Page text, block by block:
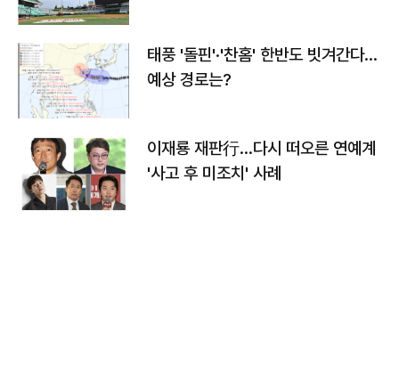
태풍 '돌핀'·'찬홈' 한반도 빗겨간다…
예상 경로는?
이재룡 재판行…다시 떠오른 연예계
'사고 후 미조치' 사례